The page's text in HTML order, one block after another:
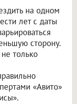
на одном
лет с даты
сторону.
только
«Авито»